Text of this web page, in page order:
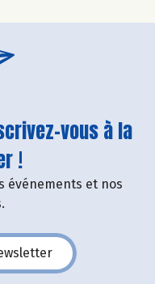
vous à la
!
événements et nos